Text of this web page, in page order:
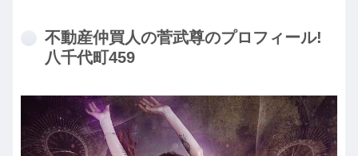
不動産仲買人の菅武尊のプロフィール!
八千代町459